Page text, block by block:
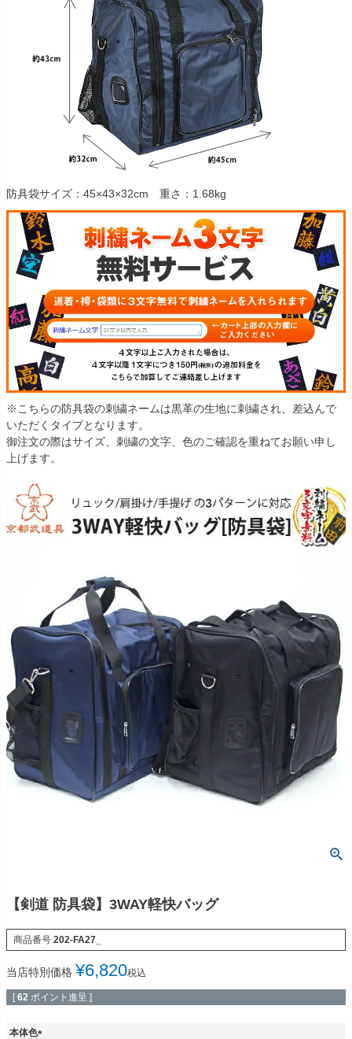
防具袋サイズ：45×43×32cm 重さ：1.68kg
※こちらの防具袋の刺繍ネームは黒革の生地に刺繍され、差込んで
いただくタイプとなります。
御注文の際はサイズ、刺繍の文字、色のご確認を重ねてお願い申し
上げます。
【剣道 防具袋】3WAY軽快バッグ
商品番号 202-FA27_
当店特別価格 ¥6,820税込
[ 62 ポイント進呈 ]
本体色